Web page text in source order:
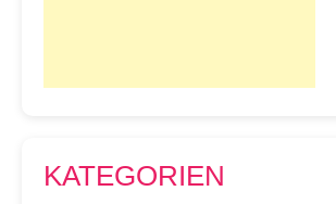
KATEGORIEN